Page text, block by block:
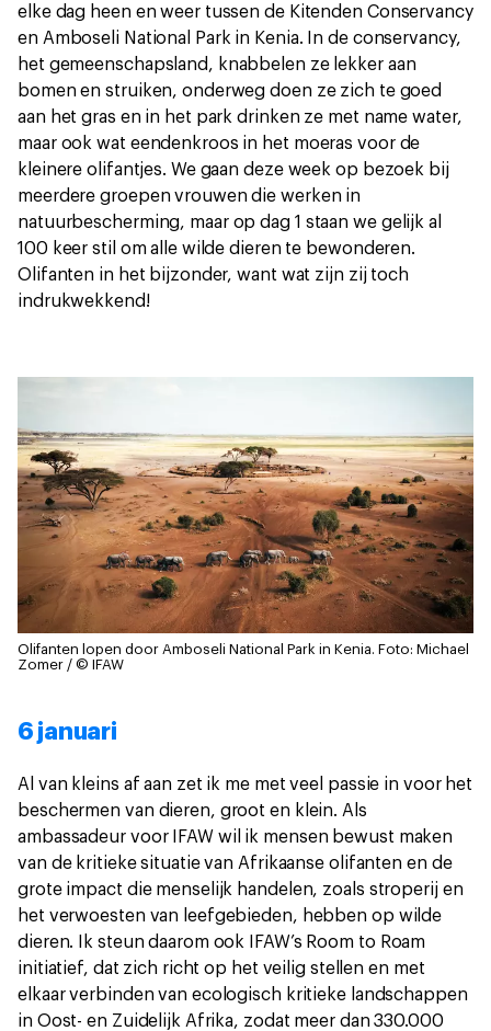
elke dag heen en weer tussen de Kitenden Conservancy
en Amboseli National Park in Kenia. In de conservancy,
het gemeenschapsland, knabbelen ze lekker aan
bomen en struiken, onderweg doen ze zich te goed
aan het gras en in het park drinken ze met name water,
maar ook wat eendenkroos in het moeras voor de
kleinere olifantjes. We gaan deze week op bezoek bij
meerdere groepen vrouwen die werken in
natuurbescherming, maar op dag 1 staan we gelijk al
100 keer stil om alle wilde dieren te bewonderen.
Olifanten in het bijzonder, want wat zijn zij toch
indrukwekkend!
Olifanten lopen door Amboseli National Park in Kenia. Foto: Michael
Zomer / © IFAW
6 januari
Al van kleins af aan zet ik me met veel passie in voor het
beschermen van dieren, groot en klein. Als
ambassadeur voor IFAW wil ik mensen bewust maken
van de kritieke situatie van Afrikaanse olifanten en de
grote impact die menselijk handelen, zoals stroperij en
het verwoesten van leefgebieden, hebben op wilde
dieren. Ik steun daarom ook IFAW’s Room to Roam
initiatief, dat zich richt op het veilig stellen en met
elkaar verbinden van ecologisch kritieke landschappen
in Oost- en Zuidelijk Afrika, zodat meer dan 330.000